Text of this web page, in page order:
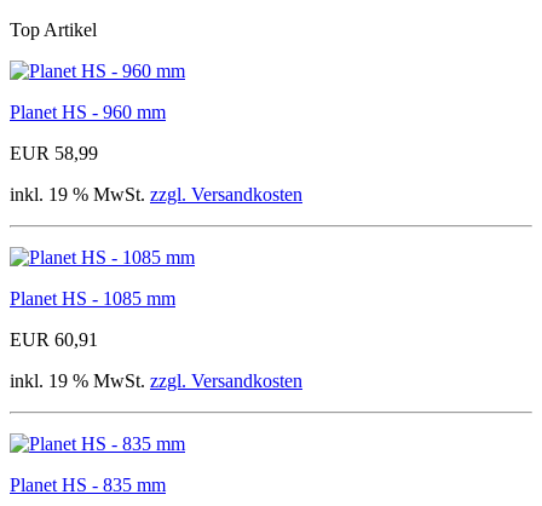
Top Artikel
Planet HS - 960 mm
EUR 58,99
inkl. 19 % MwSt. zzgl. Versandkosten
Planet HS - 1085 mm
EUR 60,91
inkl. 19 % MwSt. zzgl. Versandkosten
Planet HS - 835 mm